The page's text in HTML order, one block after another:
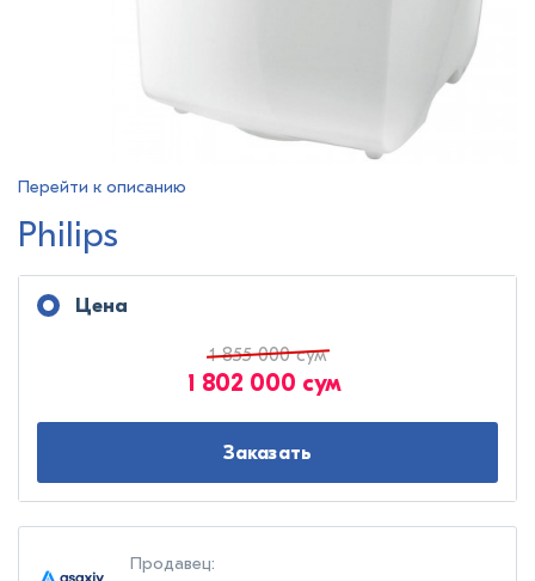
Перейти к описанию
Philips
Цена
1 802 000 сум
1 855 000 сум
Заказать
Продавец: